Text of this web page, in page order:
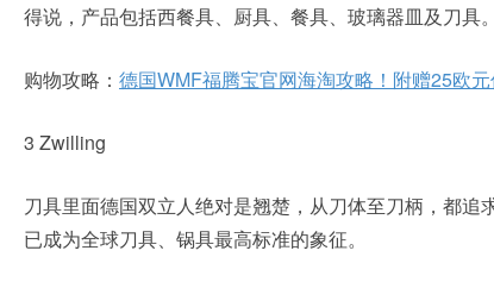
得说，产品包括西餐具、厨具、餐具、玻璃器皿及刀具
购物攻略： 德国WMF福腾宝官网海淘攻略！附赠25欧元
3 Zwilling
刀具里面德国双立人绝对是翘楚，从刀体至刀柄，都
已成为全球刀具、锅具最高标准的象征。